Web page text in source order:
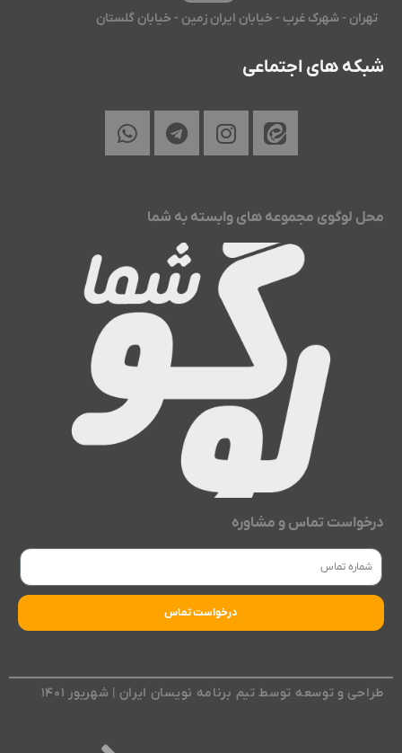
تهران - شهرک غرب - خیابان ایران زمین - خیابان گلستان
شبکه های اجتماعی
محل لوگوی مجموعه های وابسته به شما
درخواست تماس و مشاوره
درخواست تماس
طراحی و توسعه توسط تیم برنامه نویسان ایران | شهریور ۱۴۰۱